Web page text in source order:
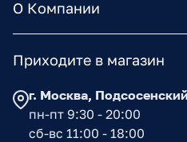
О Компании
Приходите в магазин
г. Москва,
пн-пт 9:30 - 20:00
сб-вс 11:00 - 18:00